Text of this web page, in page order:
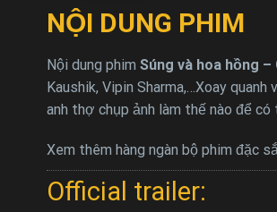
NỘI DUNG PHIM
Nội dung phim Súng và hoa hồng –
Kaushik, Vipin Sharma,…Xoay
anh thợ chụp ảnh làm thế nào để
Xem thêm hàng ngàn bộ phim đặc
Official trailer: